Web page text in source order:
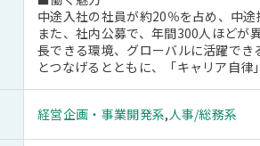
中途入社の社員が約20％を占め、中途
また、社内公募で、年間300人ほどが
長できる環境、グローバルに活躍で
とつなげるとともに、「キャリア自律
経営企画・事業開発系,人事/総務系